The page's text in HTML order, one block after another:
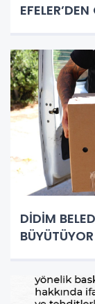
DİDİM
BÜYÜTÜYOR